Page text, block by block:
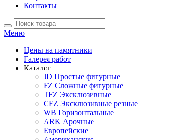
Контакты
Меню
Цены на памятники
Галерея работ
Каталог
JD Простые фигурные
FZ Сложные фигурные
TFZ Эксклюзивные
CFZ Эксклюзивные резные
WB Горизонтальные
ARK Арочные
Европейские